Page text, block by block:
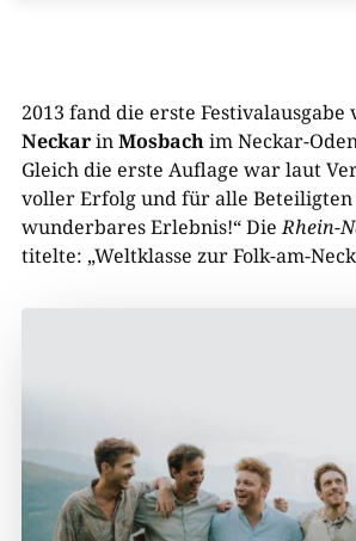
2013 fand die erste Festivalausgabe
NeckarinMosbachim Neckar-
Gleich die erste Auflage war laut
voller Erfolg und für alle
wunderbares Erlebnis!“ DieRhein-
titelte: „Weltklasse zur Folk-am-